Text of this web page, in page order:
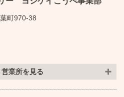
町970-38
業所を見る